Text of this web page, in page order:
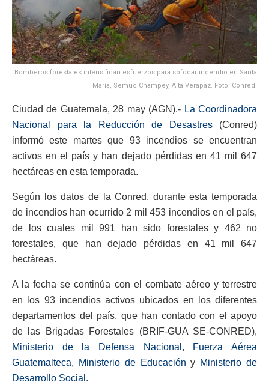
Bomberos forestales intensifican esfuerzos para sofocar incendio en Santa
María, Semuc Champey, Alta Verapaz. Foto: Conred.
Ciudad de Guatemala, 28 may (AGN).- La Coordinadora
Nacional para la Reducción de Desastres(Conred)
informó este martes que 93 incendios se encuentran
activos en el país y han dejado pérdidas en 41 mil 647
hectáreas en esta temporada.
Según los datos de la Conred, durante esta temporada
de incendios han ocurrido 2 mil 453 incendios en el país,
de los cuales mil 991 han sido forestales y 462 no
forestales, que han dejado pérdidas en 41 mil 647
hectáreas.
A la fecha se continúa con el combate aéreo y terrestre
en los 93 incendios activos ubicados en los diferentes
departamentos del país, que han contado con el apoyo
de las Brigadas Forestales (BRIF-GUA SE-CONRED),
Ministerio de la Defensa Nacional , Fuerza Aérea
Guatemalteca, Ministerio de Educación y Ministerio de
Desarrollo Social .